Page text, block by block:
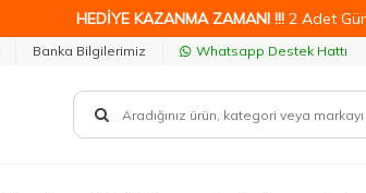
HEDİYE KAZANMA ZAMANI !!! 2 Adet
Banka Bilgilerimiz Whatsapp Destek Hattı